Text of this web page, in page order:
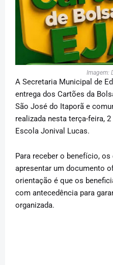
Imagem:
A Secretaria Municipal de
entrega dos Cartões da
São José do Itaporã e
realizada nesta terça-feira,
Escola Jonival Lucas.
Para receber o benefício,
apresentar um documento
orientação é que os
com antecedência para
organizada.